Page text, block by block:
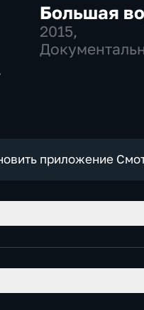
Большая
2015,
приложение